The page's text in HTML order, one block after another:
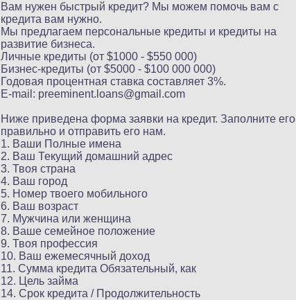
Вам нужен быстрый кредит? Мы можем помочь вам с
кредита вам нужно.
Мы предлагаем персональные кредиты и кредиты на
развитие бизнеса.
Личные кредиты (от $1000 - $550 000)
Бизнес-кредиты (от $5000 - $100 000 000)
Годовая процентная ставка составляет 3%.
E-mail: preeminent.loans@gmail.com
Ниже приведена форма заявки на кредит. Заполните его
правильно и отправить его нам.
1. Ваши Полные имена
2. Ваш Текущий домашний адрес
3. Твоя страна
4. Ваш город
5. Номер твоего мобильного
6. Ваш возраст
7. Мужчина или женщина
8. Ваше семейное положение
9. Твоя профессия
10. Ваш ежемесячный доход
11. Сумма кредита Обязательный, как
12. Цель займа
14. Срок кредита / Продолжительность